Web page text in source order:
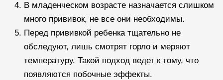
В младенческом возрасте назначается слишком
много прививок, не все они необходимы.
Перед прививкой ребенка тщательно не
обследуют, лишь смотрят горло и меряют
температуру. Такой подход ведет к тому, что
появляются побочные эффекты.